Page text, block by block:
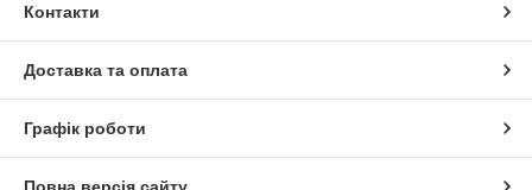
Контакти
Доставка та оплата
Графік роботи